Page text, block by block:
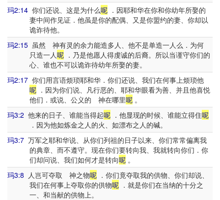
玛2:14 你们还说、这是为什么呢 ．因耶和华在你和你幼年所娶的
妻中间作见证．他虽是你的配偶、又是你盟约的妻、你却以
诡诈待他。
玛2:15 虽然 神有灵的余力能造多人、他不是单造一人么．为何
只造一人呢．乃是他愿人得虔诚的后裔。所以当谨守你们的
心、谁也不可以诡诈待幼年所娶的妻。
玛2:17 你们用言语烦琐耶和华．你们还说、我们在何事上烦琐他
呢．因为你们说、凡行恶的、耶和华眼看为善、并且他喜悦
他们．或说、公义的 神在哪里呢。
玛3:2 他来的日子、谁能当得起呢 ．他显现的时候、谁能立得住呢
．因为他如炼金之人的火、如漂布之人的碱。
玛3:7 万军之耶和华说、从你们列祖的日子以来、你们常常偏离我
的典章、而不遵守。现在你们要转向我、我就转向你们．你
们却问说、我们如何才是转向呢。
玛3:8 人岂可夺取 神之物呢 ．你们竟夺取我的供物、你们却说、
我们在何事上夺取你的供物呢．就是你们在当纳的十分之
一、和当献的供物上。